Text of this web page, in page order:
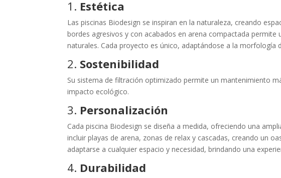
1. Estética
Las piscinas Biodesign se inspiran en la naturaleza, creando
bordes agresivos y con acabados en arena compactada
naturales. Cada proyecto es único, adaptándose a la morfología
2. Sostenibilidad
Su sistema de filtración optimizado permite un mantenimiento
impacto ecológico.
3. Personalización
Cada piscina Biodesign se diseña a medida, ofreciendo una
incluir playas de arena, zonas de relax y cascadas, creando un
adaptarse a cualquier espacio y necesidad, brindando una
4. Durabilidad